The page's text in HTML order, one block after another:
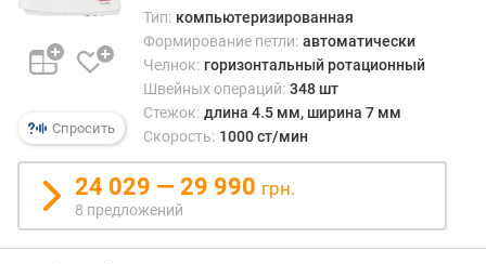
е
в
м
п
о
о
т
Спросить
Тип: компьютеризированная
Формирование петли: автоматически
Челнок: горизонтальный ротационный
Швейных операций: 348 шт
Стежок: длина 4.5 мм, ширина 7 мм
Скорость: 1000 ст/мин
24 029 — 29 990 грн.
8 предложений